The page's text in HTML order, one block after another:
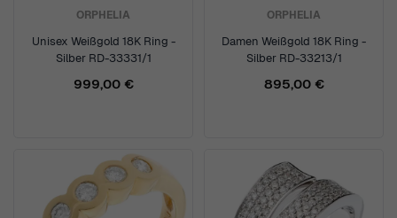
ORPHELIA
Unisex Weißgold 18K Ring -
Silber RD-33331/1
999,00 €
ORPHELIA
Damen Weißgold 18K Ring -
Silber RD-33213/1
895,00 €